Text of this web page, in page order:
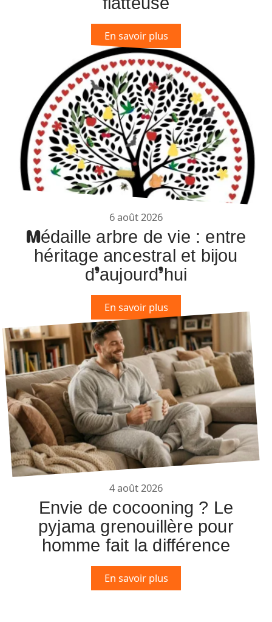
En savoir plus
6 août 2026
Médaille arbre de vie : entre
héritage ancestral et bijou
d’aujourd’hui
En savoir plus
4 août 2026
Envie de cocooning ? Le
pyjama grenouillère pour
homme fait la différence
En savoir plus